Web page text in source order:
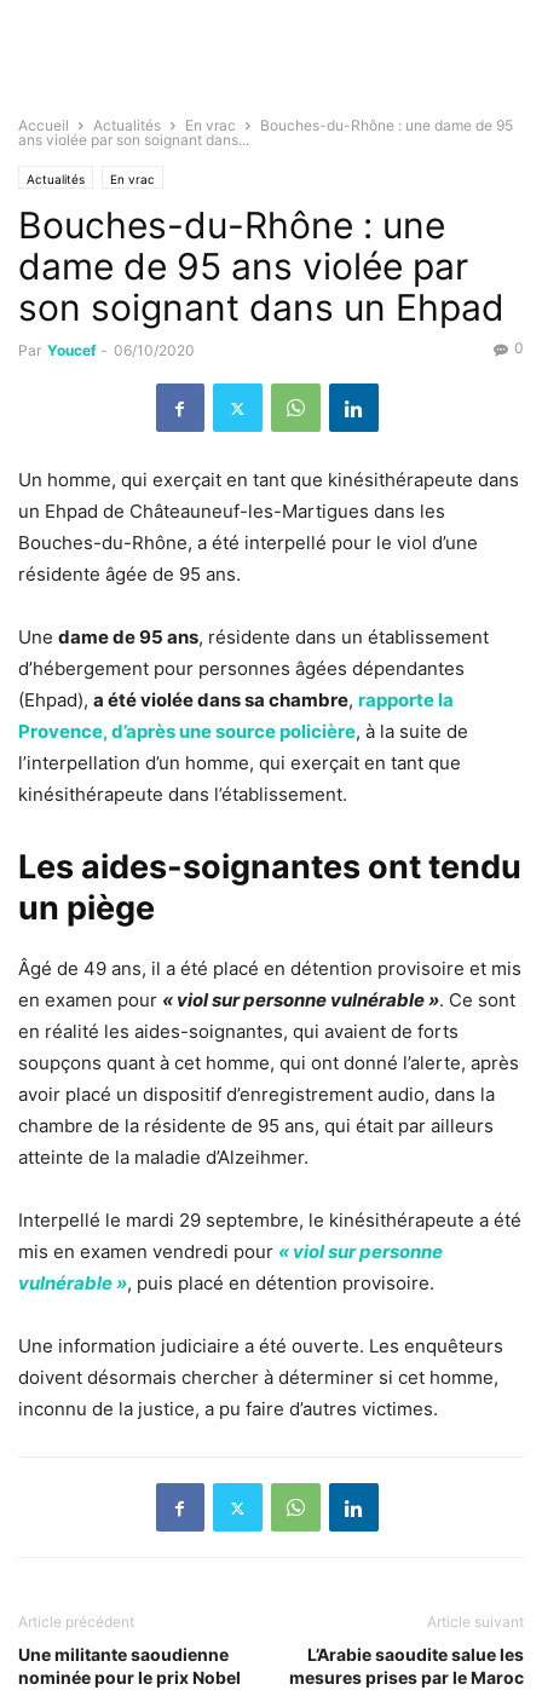
Accueil Actualités En vrac
Bouches-du-Rhône : une dame de 95
ans violée par son soignant dans...
Actualités En vrac
Bouches-du-Rhône : une
dame de 95 ans violée par
son soignant dans un Ehpad
Par Youcef - 06/10/2020 0
Un homme, qui exerçait en tant que kinésithérapeute dans
un Ehpad de Châteauneuf-les-Martigues dans les
Bouches-du-Rhône, a été interpellé pour le viol d’une
résidente âgée de 95 ans.
Une dame de 95 ans, résidente dans un établissement
d’hébergement pour personnes âgées dépendantes
(Ehpad), a été violée dans sa chambre, rapporte la
Provence, d’après une source policière, à la suite de
l’interpellation d’un homme, qui exerçait en tant que
kinésithérapeute dans l’établissement.
Les aides-soignantes ont tendu
un piège
Âgé de 49 ans, il a été placé en détention provisoire et mis
en examen pour « viol sur personne vulnérable ». Ce sont
en réalité les aides-soignantes, qui avaient de forts
soupçons quant à cet homme, qui ont donné l’alerte, après
avoir placé un dispositif d’enregistrement audio, dans la
chambre de la résidente de 95 ans, qui était par ailleurs
atteinte de la maladie d’Alzeihmer.
Interpellé le mardi 29 septembre, le kinésithérapeute a été
mis en examen vendredi pour « viol sur personne
vulnérable », puis placé en détention provisoire.
Une information judiciaire a été ouverte. Les enquêteurs
doivent désormais chercher à déterminer si cet homme,
inconnu de la justice, a pu faire d’autres victimes.
Article précédent
Une militante saoudienne
nominée pour le prix Nobel
Article suivant
L’Arabie saoudite salue les
mesures prises par le Maroc